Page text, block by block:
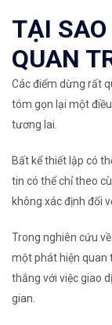
TẠI
QUAN
Các điểm dừng rất
tóm gọn lại một
tương lai.
Bất kể thiết lập có
tin có thể chỉ theo
không xác định đối
Trong nghiên cứu
một phát hiện quan
thắng với việc giao
gian.